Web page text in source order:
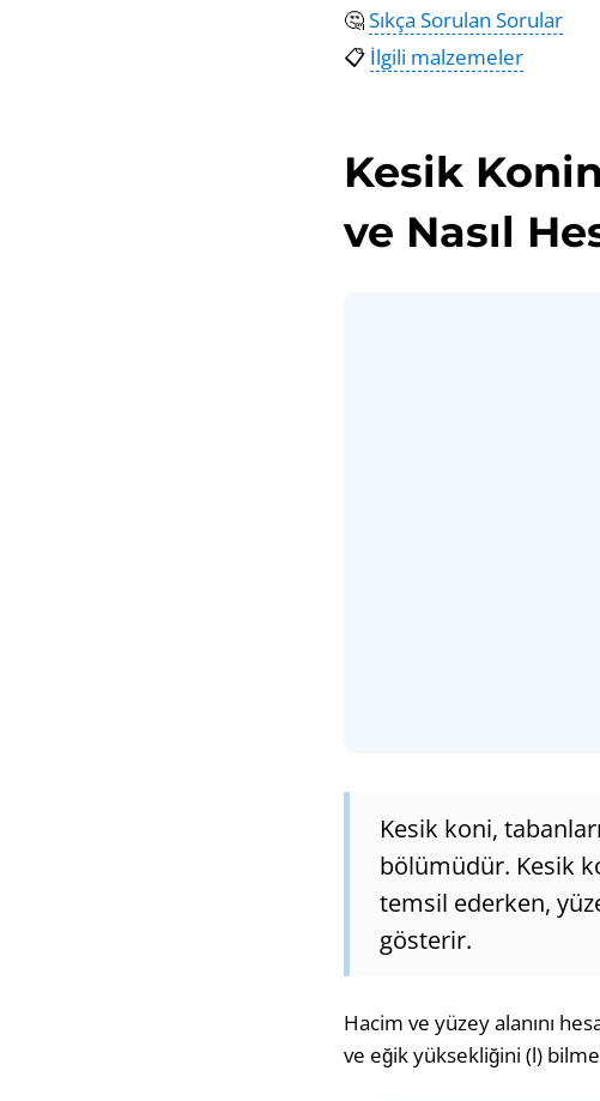
🤔Sıkça Sorulan Sorular
📋 İlgili malzemeler
Kesik
ve Nasıl
Kesik koni,
bölümüdür. Kesik
temsil ederken,
gösterir.
Hacim ve yüzey alanını
ve eğik yüksekliğini (l)